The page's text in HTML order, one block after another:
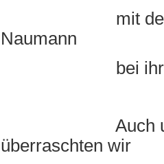
mit der
Naumann
bei ihrer
Auch unsere
überraschten wir